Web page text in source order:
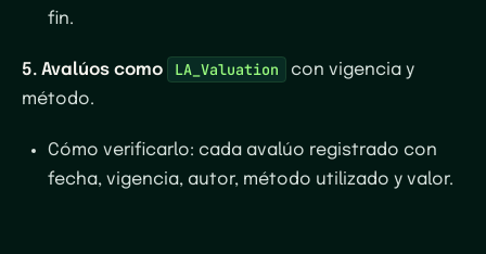
fin.
5. Avalúos como LA_Valuation
con vigencia y
método.
Cómo verificarlo: cada avalúo registrado con
fecha, vigencia, autor, método utilizado y valor.